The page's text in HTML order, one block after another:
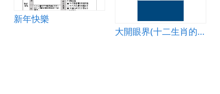
新年快樂
大開眼界(十二生肖的故事)